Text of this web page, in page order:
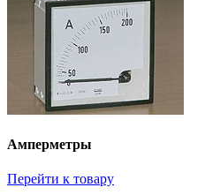
Амперметры
Перейти к товару